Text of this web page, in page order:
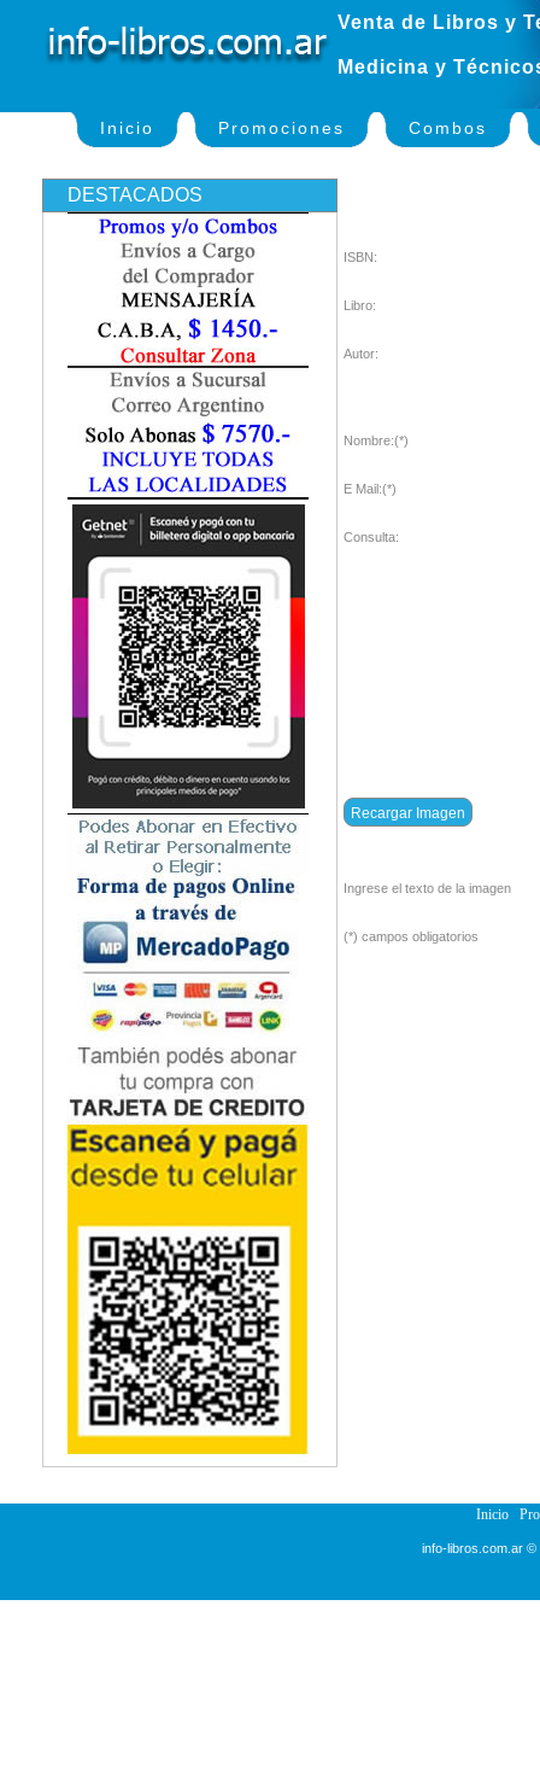
Venta de Libros y
Medicina y
Inicio Promociones Combos
DESTACADOS
ISBN:
Libro:
Autor:
Nombre:(*)
E Mail:(*)
Consulta:
Ingrese el texto de la imagen
(*) campos obligatorios
Inicio
info-libros.com.ar